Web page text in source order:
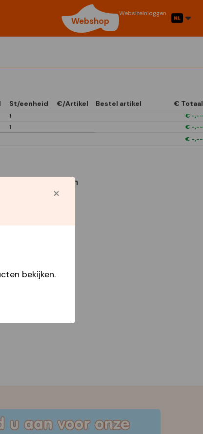
Webshop
WebsiteInloggen
bekijken.
St/eenheid €/Artikel Bestel artikel € Totaal
1 € -,--
1 € -,--
€ -,--
Gebruikte symbolen